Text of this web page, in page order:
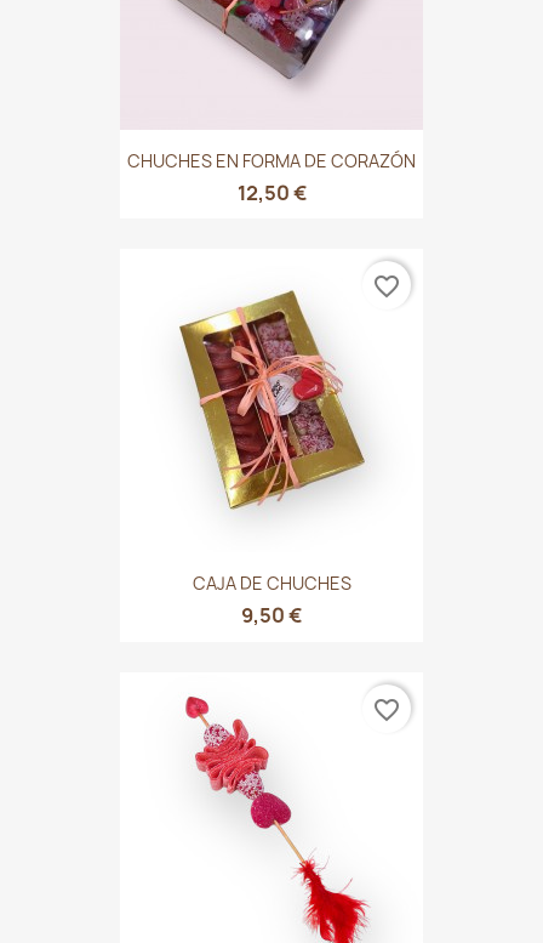
CHUCHES EN FORMA DE CORAZÓN
12,50 €
CAJA DE CHUCHES
9,50 €
favorite_border
favorite_border